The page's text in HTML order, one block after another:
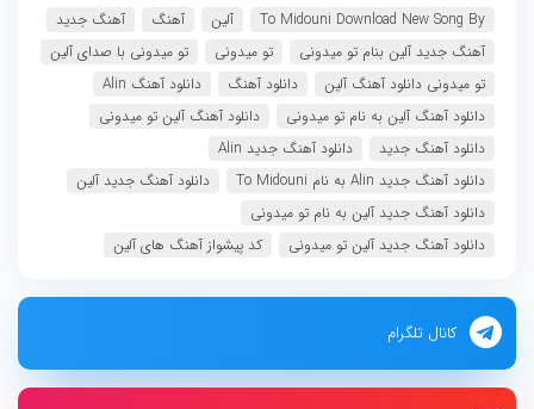
To Midouni Download New Song By
آلین آهنگ
آهنگ جدید
آهنگ جدید آلین بنام تو میدونى
تو میدونى
تو میدونى با صدای آلین
تو میدونى دانلود آهنگ آلین
دانلود آهنگ
دانلود آهنگ Alin
دانلود آهنگ آلین به نام تو میدونى
دانلود آهنگ آلین تو میدونى
دانلود آهنگ جدید
دانلود آهنگ جدید Alin
دانلود آهنگ جدید Alin به نام To Midouni
دانلود آهنگ جدید آلین
دانلود آهنگ جدید آلین به نام تو میدونى
دانلود آهنگ جدید آلین تو میدونى
کد پیشواز آهنگ های آلین
کانال تلگرام